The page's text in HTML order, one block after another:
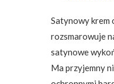
Satynowy krem
rozsmarowuje
satynowe
Ma przyjemny